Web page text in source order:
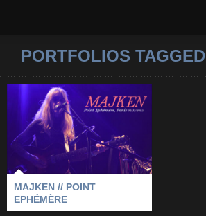
PORTFOLIOS TAGGED
MAJKEN // POINT
EPHÉMÈRE
2025 LE POINT EPHÉMÈRE -
MAJKEN- PARIS
MAJKEN // POINT
EPHÉMÈRE